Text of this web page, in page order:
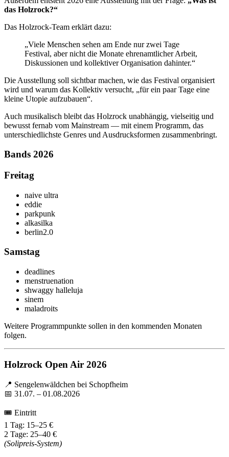
das Holzrock?“
Das Holzrock-Team erklärt dazu:
„Viele Menschen sehen am Ende nur zwei Tage
Festival, aber nicht die Monate ehrenamtlicher Arbeit,
Diskussionen und kollektiver Organisation dahinter.“
Die Ausstellung soll sichtbar machen, wie das Festival organisiert
wird und warum das Kollektiv versucht, „für ein paar Tage eine
kleine Utopie aufzubauen“.
Auch musikalisch bleibt das Holzrock unabhängig, vielseitig und
bewusst fernab vom Mainstream — mit einem Programm, das
unterschiedlichste Genres und Ausdrucksformen zusammenbringt.
Bands 2026
Freitag
naive ultra
eddie
parkpunk
alkasilka
berlin2.0
Samstag
deadlines
menstruenation
shwaggy halleluja
sinem
maladroits
Weitere Programmpunkte sollen in den kommenden Monaten
folgen.
Holzrock Open Air 2026
📍 Sengelenwäldchen bei Schopfheim
📅 31.07. – 01.08.2026
🎟 Eintritt
1 Tag: 15–25 €
2 Tage: 25–40 €
(Solipreis-System)